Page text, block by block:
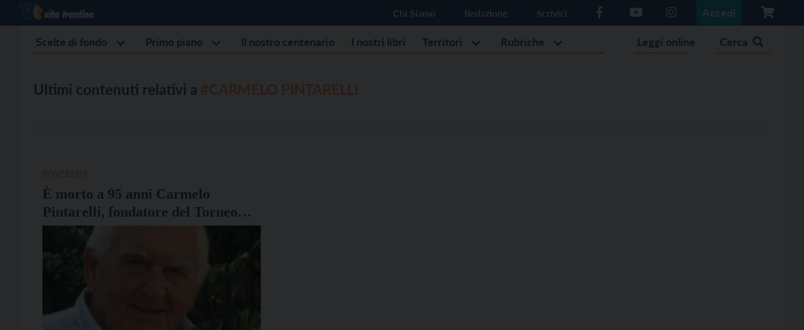
Chi Siamo Redazione Scrivici Accedi
Scelte di fondo Primo piano Il nostro centenario I nostri libri Territori Rubriche Leggi online Cerca
Ultimi contenuti relativi a
È morto a 95 anni Carmelo
Pintarelli, fondatore del Torneo
della Pace di Rovereto